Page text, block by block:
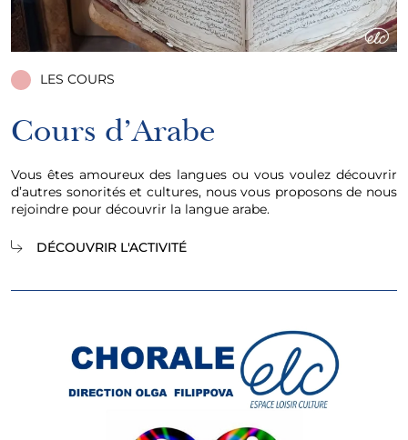
LES COURS
Cours d’Arabe
Vous êtes amoureux des langues ou vous voulez découvrir
d’autres sonorités et cultures, nous vous proposons de nous
rejoindre pour découvrir la langue arabe.
DÉCOUVRIR L'ACTIVITÉ